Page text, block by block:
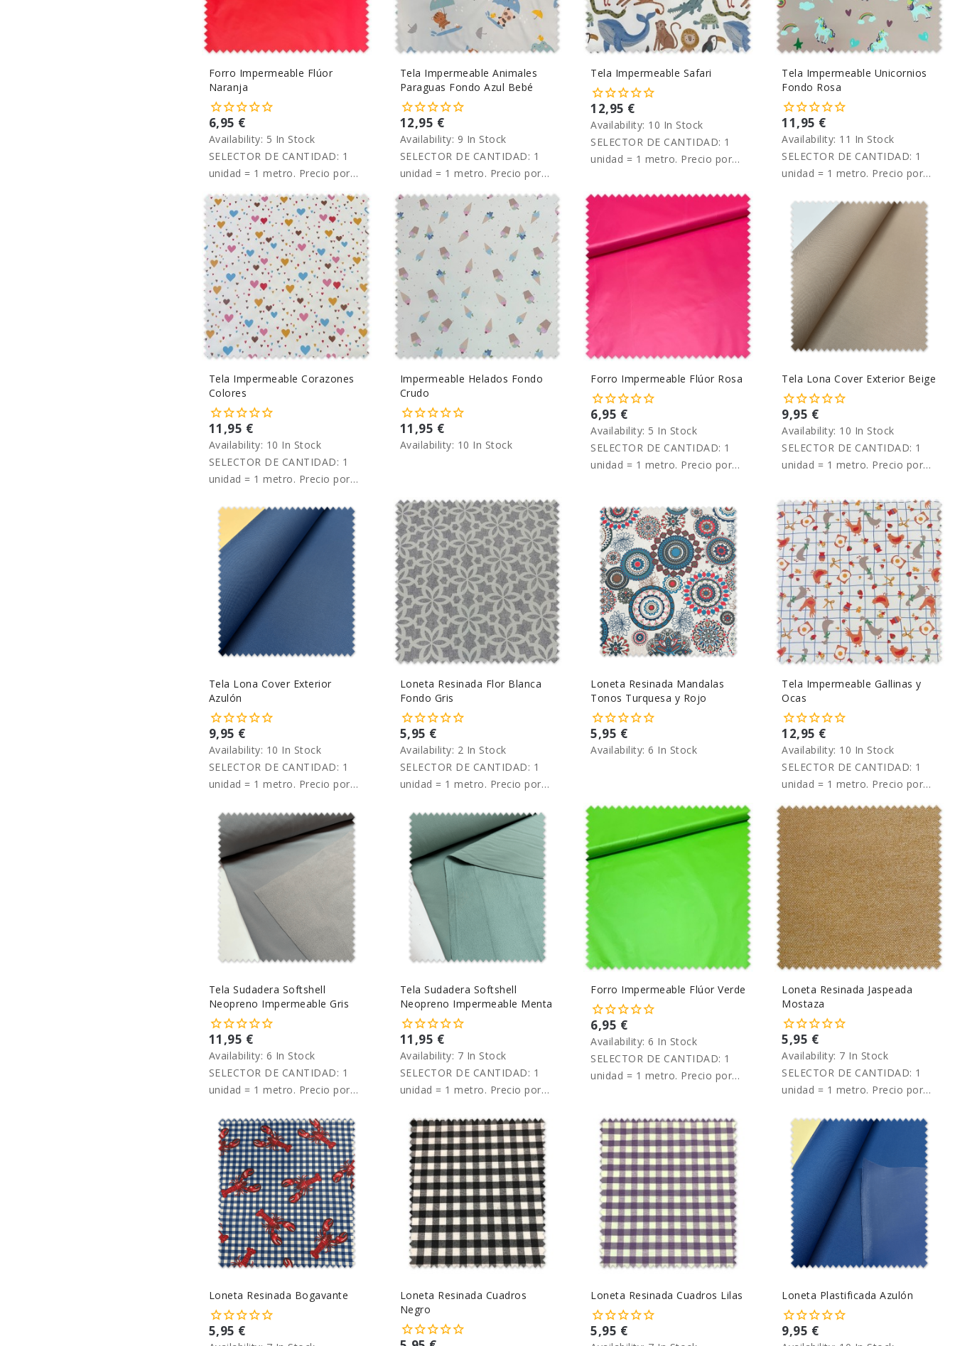
Forro Impermeable Flúor
Naranja
6,95 €
Availability: 5 In Stock
SELECTOR DE CANTIDAD: 1
unidad = 1 metro. Precio por
Tela Impermeable Animales
Paraguas Fondo Azul Bebé
12,95 €
Availability: 9 In Stock
SELECTOR DE CANTIDAD: 1
unidad = 1 metro. Precio por
Tela Impermeable Safari
12,95 €
Availability: 10 In Stock
SELECTOR DE CANTIDAD: 1
unidad = 1 metro. Precio por
Tela Impermeable Unicornios
Fondo Rosa
11,95 €
Availability: 11 In Stock
SELECTOR DE CANTIDAD: 1
unidad = 1 metro. Precio por
Tela Impermeable Corazones
Colores
11,95 €
Availability: 10 In Stock
SELECTOR DE CANTIDAD: 1
unidad = 1 metro. Precio por
Impermeable Helados Fondo
Crudo
11,95 €
Availability: 10 In Stock
Forro Impermeable Flúor Rosa
6,95 €
Availability: 5 In Stock
SELECTOR DE CANTIDAD: 1
unidad = 1 metro. Precio por
Tela Lona Cover Exterior Beige
9,95 €
Availability: 10 In Stock
SELECTOR DE CANTIDAD: 1
unidad = 1 metro. Precio por
Tela Lona Cover Exterior
Azulón
9,95 €
Availability: 10 In Stock
SELECTOR DE CANTIDAD: 1
unidad = 1 metro. Precio por
Loneta Resinada Flor Blanca
Fondo Gris
5,95 €
Availability: 2 In Stock
SELECTOR DE CANTIDAD: 1
unidad = 1 metro. Precio por
Loneta Resinada Mandalas
Tonos Turquesa y Rojo
5,95 €
Availability:6 In Stock
Tela Impermeable Gallinas y
Ocas
12,95 €
Availability: 10 In Stock
SELECTOR DE CANTIDAD: 1
unidad = 1 metro. Precio por
Tela Sudadera Softshell
Neopreno Impermeable Gris
11,95 €
Availability: 6 In Stock
SELECTOR DE CANTIDAD: 1
unidad = 1 metro. Precio por
Tela Sudadera Softshell
Neopreno Impermeable Menta
11,95 €
Availability: 7 In Stock
SELECTOR DE CANTIDAD: 1
unidad = 1 metro. Precio por
Forro Impermeable Flúor Verde
6,95 €
Availability:6 In Stock
SELECTOR DE CANTIDAD: 1
unidad = 1 metro. Precio por
Loneta Resinada Jaspeada
Mostaza
5,95 €
Availability: 7 In Stock
SELECTOR DE CANTIDAD: 1
unidad = 1 metro. Precio por
Loneta Resinada Bogavante
5,95 €
Loneta Resinada Cuadros
Negro
Loneta Resinada Cuadros Lilas
5,95 €
Loneta Plastificada Azulón
9,95 €